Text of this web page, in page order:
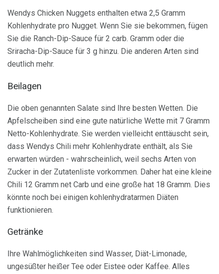
Wendys Chicken Nuggets enthalten etwa 2,5 Gramm
Kohlenhydrate pro Nugget. Wenn Sie sie bekommen, fügen
Sie die Ranch-Dip-Sauce für 2 carb. Gramm oder die
Sriracha-Dip-Sauce für 3 g hinzu. Die anderen Arten sind
deutlich mehr.
Beilagen
Die oben genannten Salate sind Ihre besten Wetten. Die
Apfelscheiben sind eine gute natürliche Wette mit 7 Gramm
Netto-Kohlenhydrate. Sie werden vielleicht enttäuscht sein,
dass Wendys Chili mehr Kohlenhydrate enthält, als Sie
erwarten würden - wahrscheinlich, weil sechs Arten von
Zucker in der Zutatenliste vorkommen. Daher hat eine kleine
Chili 12 Gramm net Carb und eine große hat 18 Gramm. Dies
könnte noch bei einigen kohlenhydratarmen Diäten
funktionieren.
Getränke
Ihre Wahlmöglichkeiten sind Wasser, Diät-Limonade,
ungesüßter heißer Tee oder Eistee oder Kaffee. Alles